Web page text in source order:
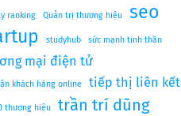
ranking Quản trị thương hiệu
seo
studyhub sức mạnh tinh thần
mại điện tử
khách hàng online tiếp thị liên kết
thương hiệu
trần trí dũng